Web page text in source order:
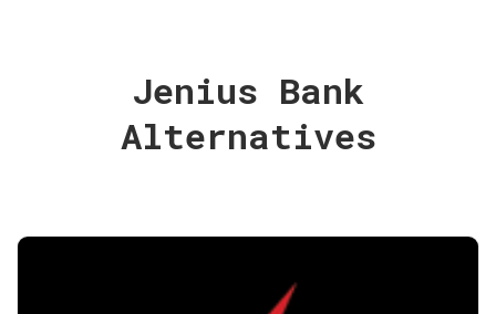
Jenius Bank
Alternatives